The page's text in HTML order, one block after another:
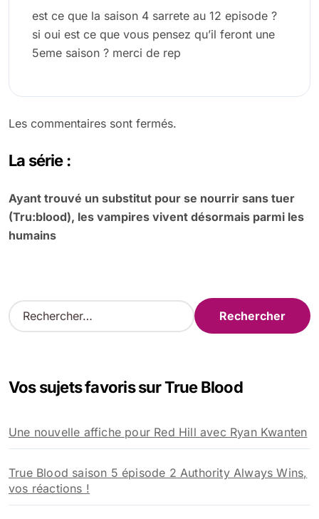
est ce que la saison 4 sarrete au 12 episode ?
si oui est ce que vous pensez qu’il feront une
5eme saison ? merci de rep
Les commentaires sont fermés.
La série :
Ayant trouvé un substitut pour se nourrir sans tuer
(Tru:blood), les vampires vivent désormais parmi les
humains
R
e
r
e
r
:
Vos sujets favoris sur True Blood
Une nouvelle affiche pour Red Hill avec Ryan Kwanten
True Blood saison 5 épisode 2 Authority Always Wins,
vos réactions !